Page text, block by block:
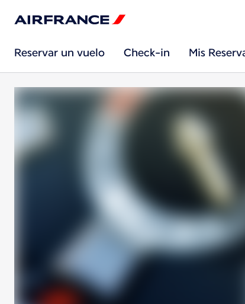
Reservar un vuelo Check-in Mis